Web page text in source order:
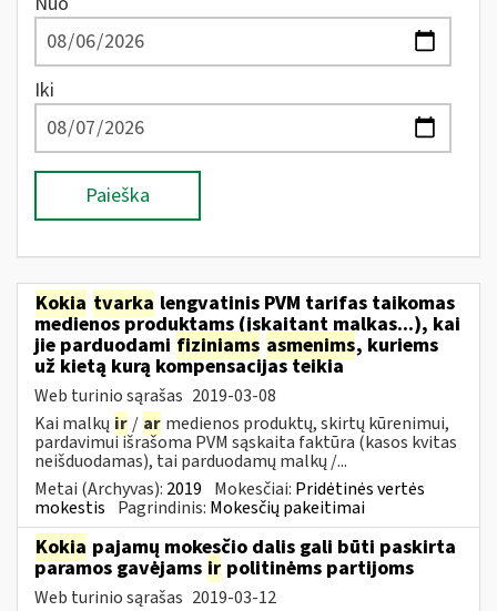
Iki
Paieška
Kokia tvarka lengvatinis PVM tarifas taikomas
medienos produktams (įskaitant malkas...), kai
jie parduodami fiziniams asmenims, kuriems
už kietą kurą kompensacijas teikia
Web turinio sąrašas 2019-03-08
Kai malkų ir / ar medienos produktų, skirtų kūrenimui,
pardavimui išrašoma PVM sąskaita faktūra (kasos kvitas
neišduodamas), tai parduodamų malkų /...
Metai (Archyvas): 2019 Mokesčiai: Pridėtinės vertės
mokestis Pagrindinis: Mokesčių pakeitimai
Kokia pajamų mokesčio dalis gali būti paskirta
paramos gavėjams ir politinėms partijoms
Web turinio sąrašas 2019-03-12